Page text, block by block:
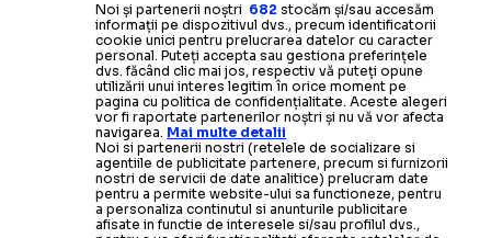
Noi și partenerii noștri 682 stocăm și/sau accesăm
informații pe dispozitivul dvs., precum identificatorii
cookie unici pentru prelucrarea datelor cu caracter
personal. Puteți accepta sau gestiona preferințele
dvs. făcând clic mai jos, respectiv vă puteți opune
utilizării unui interes legitim în orice moment pe
pagina cu politica de confidențialitate. Aceste alegeri
vor fi raportate partenerilor noștri și nu vă vor afecta
navigarea. Mai multe detalii
Noi si partenerii nostri (retelele de socializare si
agentiile de publicitate partenere, precum si furnizorii
nostri de servicii de date analitice) prelucram date
pentru a permite website-ului sa functioneze, pentru
a personaliza continutul si anunturile publicitare
afisate in functie de interesele si/sau profilul dvs.,